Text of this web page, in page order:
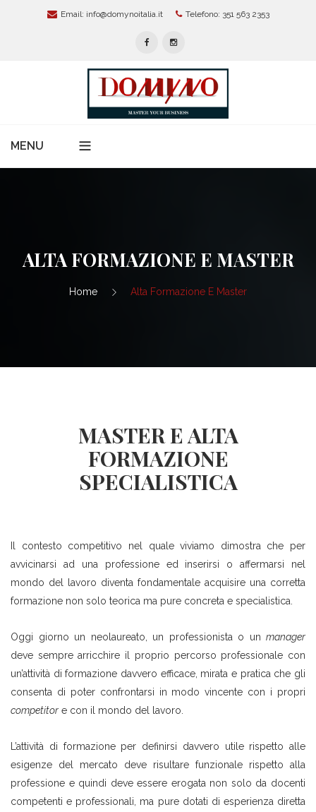
Email: info@domynoitalia.it Telefono: 351 563 2353
MENU
Modelli Organizzativi 231
Protezione Dati Personali:
Gestore Delle Segnalazioni –
Whistleblowing
Whistleblowing
Corso Specialista Compliance E
Materia Di GDPR E
Cybersecurity
ALTA FORMAZIONE E MASTER
Home Alta Formazione E Master
MASTER E ALTA
FORMAZIONE
SPECIALISTICA
Il contesto competitivo nel quale viviamo dimostra che per
avvicinarsi ad una professione ed inserirsi o affermarsi nel
mondo del lavoro diventa fondamentale acquisire una corretta
formazione non solo teorica ma pure concreta e specialistica.
Oggi giorno un neolaureato, un professionista o un manager
deve sempre arricchire il proprio percorso professionale con
un’attività di formazione davvero efficace, mirata e pratica che gli
consenta di poter confrontarsi in modo vincente con i propri
competitor e con il mondo del lavoro.
L’attività di formazione per definirsi davvero utile rispetto alle
esigenze del mercato deve risultare funzionale rispetto alla
professione e quindi deve essere erogata non solo da docenti
competenti e professionali, ma pure dotati di esperienza diretta